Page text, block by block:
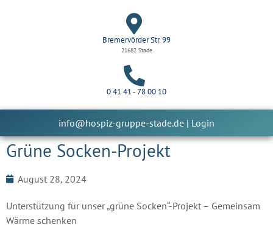
Bremervörder Str. 99
21682 Stade
0 41 41 - 78 00 10
info@hospiz-gruppe-stade.de | Login
Grüne Socken-Projekt
August 28, 2024
Unterstützung für unser „grüne Socken“-Projekt – Gemeinsam
Wärme schenken